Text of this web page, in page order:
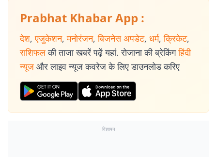
Prabhat Khabar App :
देश, एजुकेशन, मनोरंजन, बिजनेस अपडेट, धर्म, क्रिकेट,
राशिफल की ताजा खबरें पढ़ें यहां. रोजाना की ब्रेकिंग हिंदी
न्यूज और लाइव न्यूज कवरेज के लिए डाउनलोड करिए
विज्ञापन